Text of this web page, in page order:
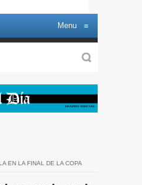
Menu ≡
EN LA FINAL DE LA COPA